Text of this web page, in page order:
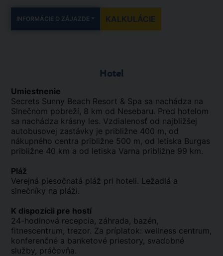
INFORMÁCIE O ZÁJAZDE KALKULÁCIE
Hotel
Umiestnenie
Secrets Sunny Beach Resort & Spa sa nachádza na
Slnečnom pobreží, 8 km od Nesebaru. Pred hotelom
sa nachádza krásny les. Vzdialenosť od najbližšej
autobusovej zastávky je približne 400 m, od
nákupného centra približne 500 m, od letiska Burgas
približne 40 km a od letiska Varna približne 99 km.
Pláž
Verejná piesočnatá pláž pri hoteli. Ležadlá a
slnečníky na pláži.
K dispozícii pre hostí
24-hodinová recepcia, záhrada, bazén,
fitnescentrum, trezor. Za príplatok: wellness centrum,
konferenčné a banketové priestory, svadobné
služby, práčovňa.